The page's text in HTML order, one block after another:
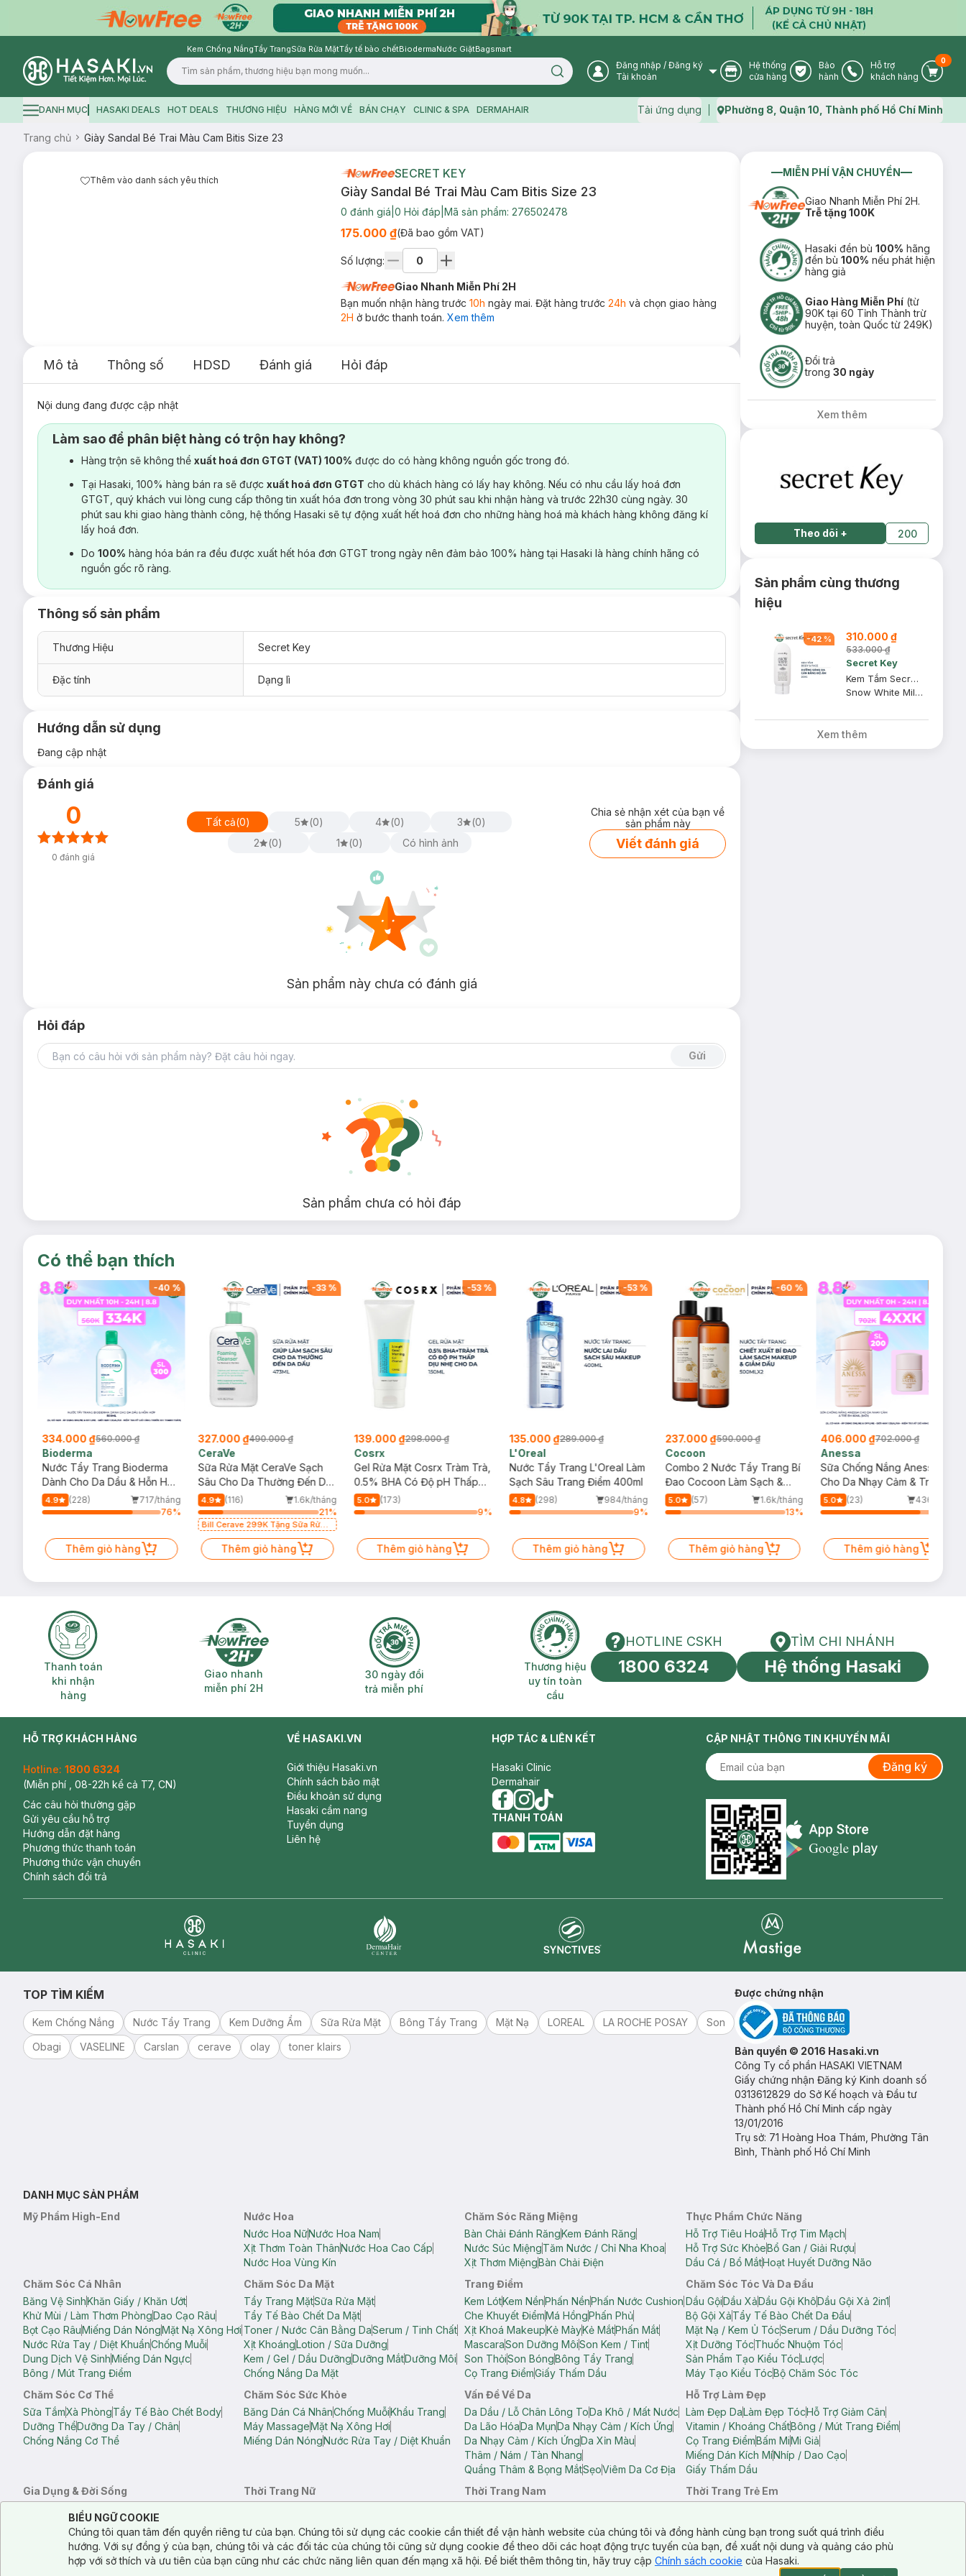
Kem Chống NắngTẩy TrangSữa Rửa MặtTẩy tế bào chếtBiodermaNước GiặtBagsmart
Logo
Search icon User Icon
Đăng nhập / Đăng ký
Tài khoản
Store Icon
Hệ thống
cửa hàng
Warranty Icon
Bảo
hành
Phone Icon
Hỗ trợ
khách hàng
Cart
0
Hamburger icon
DANH MỤC HASAKI DEALS HOT DEALS THƯƠNG HIỆU HÀNG MỚI VỀ BÁN CHẠY CLINIC & SPA DERMAHAIR Tải ứng dụng Map icon
Phường 8, Quận 10, Thành phố Hồ Chí Minh
Trang chủ Giày Sandal Bé Trai Màu Cam Bitis Size 23
Thêm vào danh sách yêu thích SECRET KEY
Giày Sandal Bé Trai Màu Cam Bitis Size 23
0 đánh giá 0 Hỏi đáp Mã sản phẩm: 276502478
175.000 ₫(Đã bao gồm VAT)
Số lượng:
Giao Nhanh Miễn Phí 2H
Bạn muốn nhận hàng trước 10h ngày mai. Đặt hàng trước 24h và chọn giao hàng
2H ở bước thanh toán. Xem thêm
Mô tả Thông số HDSD Đánh giá Hỏi đáp
Nội dung đang được cập nhật
Làm sao để phân biệt hàng có trộn hay không?
Hàng trộn sẽ không thể xuất hoá đơn GTGT (VAT) 100% được do có hàng không nguồn gốc trong đó.
Tại Hasaki, 100% hàng bán ra sẽ được xuất hoá đơn GTGT cho dù khách hàng có lấy hay không. Nếu có nhu cầu lấy hoá đơn
GTGT, quý khách vui lòng cung cấp thông tin xuất hóa đơn trong vòng 30 phút sau khi nhận hàng và trước 22h30 cùng ngày. 30
phút sau khi giao hàng thành công, hệ thống Hasaki sẽ tự động xuất hết hoá đơn cho những hàng hoá mà khách hàng không đăng kí
lấy hoá đơn.
Do 100% hàng hóa bán ra đều được xuất hết hóa đơn GTGT trong ngày nên đảm bảo 100% hàng tại Hasaki là hàng chính hãng có
nguồn gốc rõ ràng.
Thông số sản phẩm
Thương Hiệu Secret Key
Đặc tính Dạng lì
Hướng dẫn sử dụng
Đang cập nhật
Đánh giá
0
0 đánh giá
Tất cả(0) 5 (0) 4 (0) 3 (0)
2
(0) 1 (0) Có hình ảnh
Chia sẻ nhận xét của bạn về
sản phẩm này
Viết đánh giá
Sản phẩm này chưa có đánh giá
Hỏi đáp
Gửi
Sản phẩm chưa có hỏi đáp
MIỄN PHÍ VẬN CHUYỂN
Giao Nhanh Miễn Phí 2H.
Trễ tặng 100K
Hasaki đền bù100% hãng
đền bù100% nếu phát hiện
hàng giả
Giao Hàng Miễn Phí (từ
90K tại 60 Tỉnh Thành trừ
huyện, toàn Quốc từ 249K)
Đổi trả
trong30 ngày
Xem thêm
Theo dõi + 200
Sản phẩm cùng thương
hiệu
-42% 310.000 ₫
533.000 ₫
Secret Key
Kem Tắm Secret Key Dưỡng Sáng Da Mặt Và Cơ Thể 200g
Snow White Milky Pack
Xem thêm
Có thể bạn thích
-40 %
334.000 ₫560.000 ₫
Bioderma
Nước Tẩy Trang Bioderma
Dành Cho Da Dầu & Hỗn Hợp
500ml
4.9 (228)
717/tháng
76%
Thêm giỏ hàng
-33%
327.000 ₫490.000 ₫
CeraVe
Sữa Rửa Mặt CeraVe Sạch
Sâu Cho Da Thường Đến Da
Dầu 473ml
4.9 (116)
1.6k/tháng
21%
Bill Cerave 299K Tặng Sữa Rửa
Thêm giỏ hàng
-53%
139.000 ₫298.000 ₫
Cosrx
Gel Rửa Mặt Cosrx Tràm Trà,
0.5% BHA Có Độ pH Thấp
150ml
5.0
(173)
9%
Thêm giỏ hàng
-53%
135.000 ₫289.000 ₫
L'Oreal
Nước Tẩy Trang L'Oreal Làm
Sạch Sâu Trang Điểm 400ml
4.8 (298)
984/tháng
9%
Thêm giỏ hàng
-60 %
237.000 ₫590.000 ₫
Cocoon
Combo 2 Nước Tẩy Trang Bí
Đao Cocoon Làm Sạch &
Giảm Dầu 500ml
5.0 (57)
1.6k/tháng
13%
Thêm giỏ hàng
406.000 ₫702.000 ₫
Anessa
Sữa Chống Nắng Anessa
Cho Da Nhạy Cảm & Trẻ Em
60ml (Mới)
5.0 (23)
436/tháng
Thêm giỏ hàng
Thanh toán khi nhận hàng
Thanh toán
khi nhận
hàng
Giao nhanh miễn phí 2H
Giao nhanh
miễn phí 2H
30 ngày đổi trả miễn phí
30 ngày đổi
trả miễn phí
Thương hiệu uy tín toàn cầu
Thương hiệu
uy tín toàn
cầu
HOTLINE CSKH
HOTLINE CSKH
1800 6324
Tìm chi nhánh
TÌM CHI NHÁNH
Hệ thống Hasaki
HỖ TRỢ KHÁCH HÀNG
Hotline: 1800 6324
(Miễn phí , 08-22h kể cả T7, CN)
Các câu hỏi thường gặp
Gửi yêu cầu hỗ trợ
Hướng dẫn đặt hàng
Phương thức thanh toán
Phương thức vận chuyển
Chính sách đổi trả
VỀ HASAKI.VN
Giới thiệu Hasaki.vn
Chính sách bảo mật
Điều khoản sử dụng
Hasaki cẩm nang
Tuyển dụng
Liên hệ
HỢP TÁC & LIÊN KẾT
Hasaki Clinic
Dermahair
facebook
instagram
tiktok
THANH TOÁN
CẬP NHẬT THÔNG TIN KHUYẾN MÃI
Đăng ký
Appstore icon
TOP TÌM KIẾM
Kem Chống Nắng Nước Tẩy Trang Kem Dưỡng Ẩm Sữa Rửa Mặt Bông Tẩy Trang Mặt Nạ LOREAL LA ROCHE POSAY
Son
Obagi
VASELINE Carslan cerave olay toner klairs
Được chứng nhận
Bản quyền © 2016 Hasaki.vn
Công Ty cổ phần HASAKI VIETNAM
Giấy chứng nhận Đăng ký Kinh doanh số
0313612829 do Sở Kế hoạch và Đầu tư
Thành phố Hồ Chí Minh cấp ngày
13/01/2016
Trụ sở: 71 Hoàng Hoa Thám, Phường Tân
Bình, Thành phố Hồ Chí Minh
DANH MỤC SẢN PHẨM
Mỹ Phẩm High-End
Nước Hoa
Nước Hoa NữNước Hoa Nam
Xịt Thơm Toàn ThânNước Hoa Cao Cấp
Nước Hoa Vùng Kín
Chăm Sóc Răng Miệng
Bàn Chải Đánh RăngKem Đánh Răng
Nước Súc MiệngTăm Nước / Chỉ Nha Khoa
Xịt Thơm MiệngBàn Chải Điện
Thực Phẩm Chức Năng
Hỗ Trợ Tiêu HoáHỗ Trợ Tim Mạch
Hỗ Trợ Sức KhỏeBổ Gan / Giải Rượu
Dầu Cá / Bổ MắtHoạt Huyết Dưỡng Não
Chăm Sóc Cá Nhân
Băng Vệ SinhKhăn Giấy / Khăn Ướt
Khử Mùi / Làm Thơm PhòngDao Cạo Râu
Bọt Cạo RâuMiếng Dán NóngMặt Nạ Xông Hơi
Nước Rửa Tay / Diệt KhuẩnChống Muỗi
Dung Dịch Vệ SinhMiếng Dán Ngực
Bông / Mút Trang Điểm
Chăm Sóc Da Mặt
Tẩy Trang MặtSữa Rửa Mặt
Tẩy Tế Bào Chết Da Mặt
Toner / Nước Cân Bằng DaSerum / Tinh Chất
Xịt KhoángLotion / Sữa Dưỡng
Kem / Gel / Dầu DưỡngDưỡng MắtDưỡng Môi
Chống Nắng Da Mặt
Trang Điểm
Kem LótKem NềnPhấn NềnPhấn Nước Cushion
Che Khuyết ĐiểmMá HồngPhấn Phủ
Xịt Khoá MakeupKẻ MàyKẻ MắtPhấn Mắt
MascaraSon Dưỡng MôiSon Kem / Tint
Son ThỏiSon BóngBông Tẩy Trang
Cọ Trang ĐiểmGiấy Thấm Dầu
Chăm Sóc Tóc Và Da Đầu
Dầu GộiDầu XảDầu Gội KhôDầu Gội Xả 2in1
Bộ Gội XảTẩy Tế Bào Chết Da Đầu
Mặt Nạ / Kem Ủ TócSerum / Dầu Dưỡng Tóc
Xịt Dưỡng TócThuốc Nhuộm Tóc
Sản Phẩm Tạo Kiểu TócLược
Máy Tạo Kiểu TócBộ Chăm Sóc Tóc
Chăm Sóc Cơ Thể
Sữa TắmXà PhòngTẩy Tế Bào Chết Body
Dưỡng ThểDưỡng Da Tay / Chân
Chống Nắng Cơ Thể
Chăm Sóc Sức Khỏe
Băng Dán Cá NhânChống MuỗiKhẩu Trang
Máy MassageMặt Nạ Xông Hơi
Miếng Dán NóngNước Rửa Tay / Diệt Khuẩn
Vấn Đề Về Da
Da Dầu / Lỗ Chân Lông ToDa Khô / Mất Nước
Da Lão HóaDa MụnDa Nhạy Cảm / Kích Ứng
Da Nhạy Cảm / Kích ỨngDa Xỉn Màu
Thâm / Nám / Tàn Nhang
Quầng Thâm & Bọng MắtSẹoViêm Da Cơ Địa
Hỗ Trợ Làm Đẹp
Làm Đẹp DaLàm Đẹp TócHỗ Trợ Giảm Cân
Vitamin / Khoáng ChấtBông / Mút Trang Điểm
Cọ Trang ĐiểmBấm MiMi Giả
Miếng Dán Kích MíNhíp / Dao Cạo
Giấy Thấm Dầu
Gia Dụng & Đời Sống
Bông Tắm / Phụ Kiện Tắm
Phụ Kiện Điện Thoại Quạt Cầm Tay / Quạt Mini
Khử Mùi / Làm Thơm PhòngNước GiặtNước Xả
Thời Trang Nữ
Quần Lót NữQuần Short Nữ
Thời Trang Nam
Thời Trang Trẻ Em
Túi Xách
Cookie Consent
Notice about cookies usage
BIỂU NGỮ COOKIE
Chúng tôi quan tâm đến quyền riêng tư của bạn. Chúng tôi sử dụng các cookie cần thiết để vận hành website của chúng tôi và đồng hành cùng bạn trong suốt quá trình điều
hướng. Với sự đồng ý của bạn, chúng tôi và các đối tác của chúng tôi cũng sử dụng cookie để theo dõi các hoạt động trực tuyến của bạn, đề xuất nội dung và quảng cáo phù
hợp với sở thích và ưu tiên của bạn cũng như các chức năng liên quan đến mạng xã hội. Để biết thêm thông tin, hãy truy cập Chính sách cookie của Hasaki.